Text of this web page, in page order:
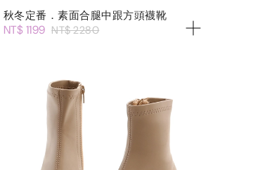
秋冬定番．素面合腿中跟方頭襪靴
NT$ 1199 NT$ 2280